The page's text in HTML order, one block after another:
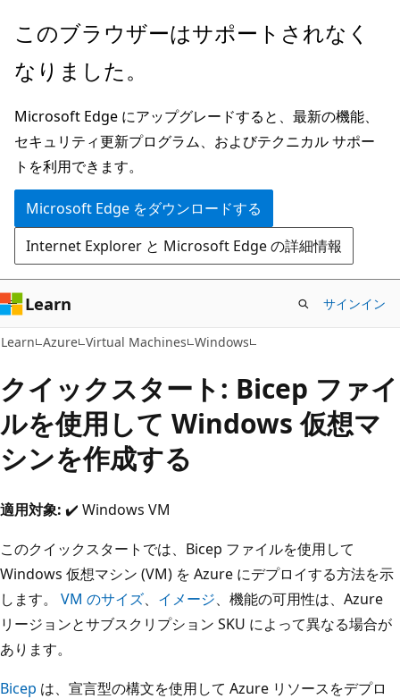
メ
ン
ン
テ
ン
ツ
に
ス
キ
ッ
プ
このブラウザーはサポートされなく
なりました。
Microsoft Edge にアップグレードすると、最新の機能、
セキュリティ更新プログラム、およびテクニカル サポー
トを利用できます。
Microsoft Edge をダウンロードする
Internet Explorer と Microsoft Edge の詳細情報
Learn サインイン
Learn Azure Virtual Machines Windows
クイックスタート: Bicep ファイ
ルを使用して Windows 仮想マ
シンを作成する
適用対象: ✔️ Windows VM
このクイックスタートでは、Bicep ファイルを使用して
Windows 仮想マシン (VM) を Azure にデプロイする方法を示
します。 VM のサイズ、 イメージ、機能の可用性は、Azure
リージョンとサブスクリプション SKU によって異なる場合が
あります。
Bicep は、宣言型の構文を使用して Azure リソースをデプロ